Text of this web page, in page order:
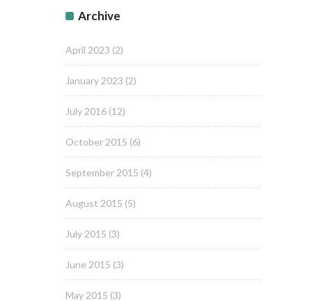
Archive
April 2023 (2)
January 2023 (2)
July 2016 (12)
October 2015 (6)
September 2015 (4)
August 2015 (5)
July 2015 (3)
June 2015 (3)
May 2015 (3)